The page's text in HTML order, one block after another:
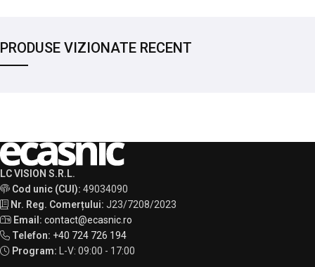
PRODUSE VIZIONATE RECENT
LC VISION S.R.L.
Cod unic (CUI): 49034090
Nr. Reg. Comerțului: J23/7208/2023
Email: contact@ecasnic.ro
Telefon: +40 724 726 194
Program:
L-V: 09:00 - 17:00